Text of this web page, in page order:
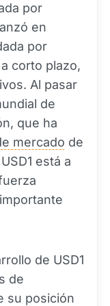
por
en
por
corto plazo,
Al pasar
de
que ha
mercado de
está a
de USD1
de
su posición